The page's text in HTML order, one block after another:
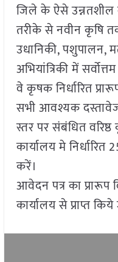
जिले के ऐसे उन्नतशील
तरीके से नवीन कृषि
उधानिकी, पशुपालन,
अभियांत्रिकी में
वे कृषक निर्धारित
सभी आवश्यक
स्तर पर संबंधित
कार्यालय मे
करें।
आवेदन पत्र का
कार्यालय से प्राप्त